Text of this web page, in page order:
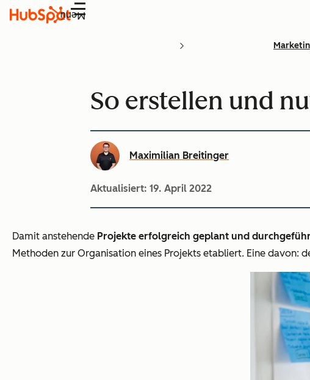
Menü
So erstellen und
Maximilian Breitinger
Aktualisiert: 19. April 2022
Damit anstehende Projekte erfolgreich geplant und
Methoden zur Organisation eines Projekts etabliert. Eine davon: